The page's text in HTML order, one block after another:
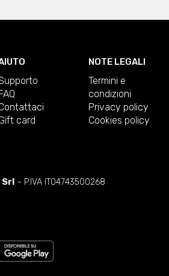
card
NOTE LEGALI
Termini e
condizioni
Privacy policy
Cookies policy
- P.IVA IT04743500268